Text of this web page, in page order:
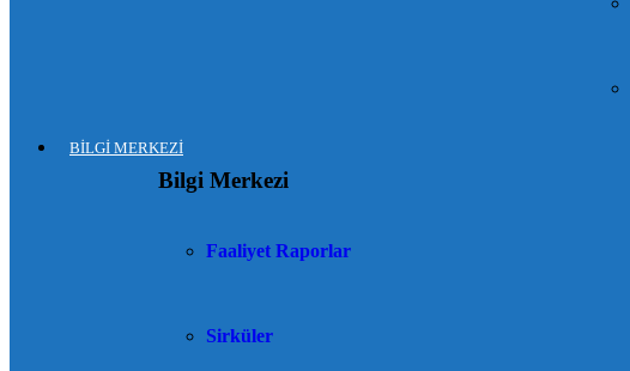
BİLGİ MERKEZİ
Bilgi Merkezi
Faaliyet Raporlar
Sirküler